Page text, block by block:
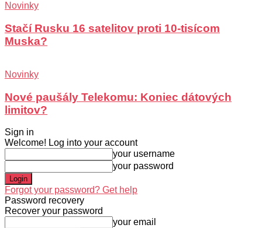
Novinky
Stačí Rusku 16 satelitov proti 10-tisícom
Muska?
Novinky
Nové paušály Telekomu: Koniec dátových
limitov?
Sign in
Welcome! Log into your account
your username
your password
Forgot your password? Get help
Password recovery
Recover your password
your email